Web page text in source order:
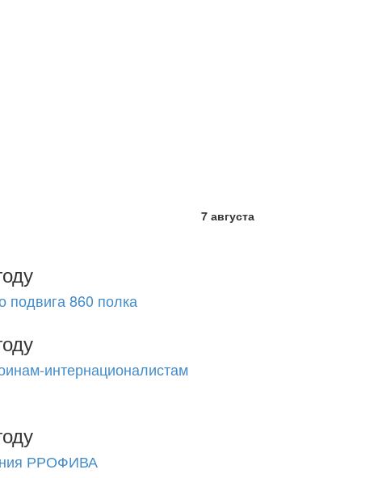
7 августа
подвига 860 полка
интернационалистам
РРОФИВА